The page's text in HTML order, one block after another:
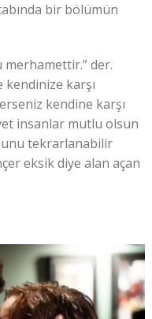
bir bölümün
der.
kendinize karşı
kendine karşı
insanlar mutlu olsun
tekrarlanabilir
eksik diye alan açan